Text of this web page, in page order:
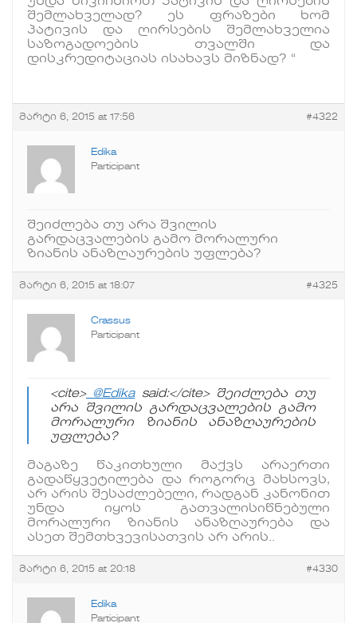
შემლახველად? ეს ფრაზები ხომ
პატივის და ღირსების შემლახველია
საზოგადოების თვალში და
დისკრედიტაციას ისახავს მიზნად? “
მარტი 6, 2015 at 17:56 #4322
Edika
Participant
შეიძლება თუ არა შვილის
გარდაცვალების გამო მორალური
ზიანის ანაზღაურების უფლება?
მარტი 6, 2015 at 18:07 #4325
Crassus
Participant
<cite>@Edikasaid:</cite> შეიძლება თუ
არა შვილის გარდაცვალების გამო
მორალური ზიანის ანაზღაურების
უფლება?
მაგაზე წაკითხული მაქვს არაერთი
გადაწყვეტილება და როგორც მახსოვს,
არ არის შესაძლებელი, რადგან კანონით
უნდა იყოს გათვალისიწნებული
მორალური ზიანის ანაზღაურება და
ასეთ შემთხვევისათვის არ არის..
მარტი 6, 2015 at 20:18 #4330
Edika
Participant